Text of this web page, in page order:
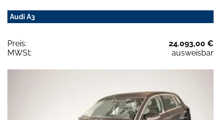
Audi A3
Preis:
24.093,00 €
MWSt:
ausweisbar